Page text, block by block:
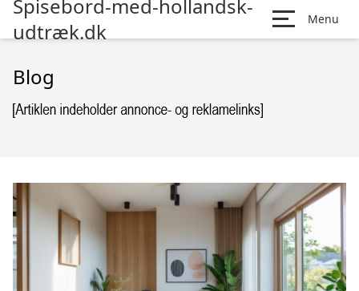
Spisebord-med-hollandsk-
udtræk.dk
Menu
Blog